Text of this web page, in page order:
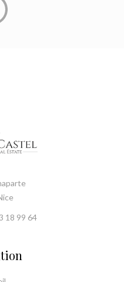
18 99 64